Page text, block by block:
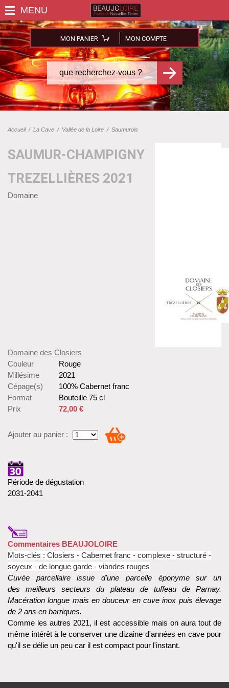
MON PANIER MON COMPTE
Accueil/ La Cave / Vallée de la Loire / Saumurois
SAUMUR-CHAMPIGNY
TREZELLIÈRES 2021
Domaine
Domaine des Closiers
Couleur
Rouge
Millésime
2021
Cépage(s)
100% Cabernet franc
Format
Bouteille 75 cl
Prix
72,00 €
Ajouter au panier :
Période de dégustation
2031-2041
Commentaires BEAUJOLOIRE
Mots-clés : Closiers - Cabernet franc - complexe - structuré -
soyeux - de longue garde - viandes rouges
Cuvée parcellaire issue d'une parcelle éponyme sur un
des meilleurs secteurs du plateau de tuffeau de Parnay.
Macération longue mais en douceur en cuve inox puis élevage
de 2 ans en barriques.
Comme les autres 2021, il est accessible mais on aura tout de
même intérêt à le conserver une dizaine d'années en cave pour
qu'il se délie un peu car il est compact pour l'instant.